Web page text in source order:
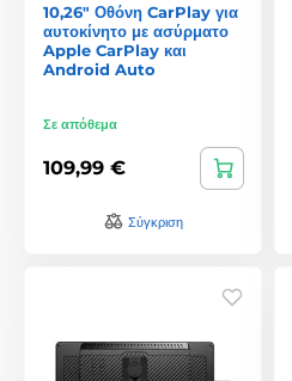
10,26" Οθόνη CarPlay για
αυτοκίνητο με ασύρματο
Apple CarPlay και
Android Auto
Σε απόθεμα
109,99 €
Σύγκριση